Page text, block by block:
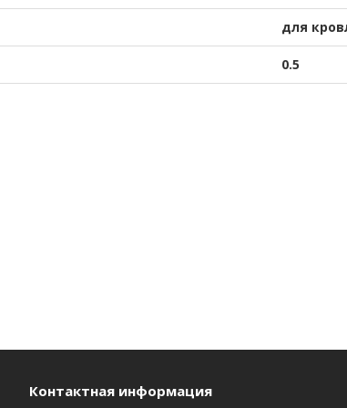
для
0.5
Контактная информация